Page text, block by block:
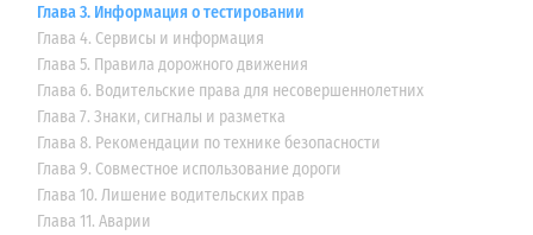
Глава 3. Информация о тестировании
Глава 4. Сервисы и информация
Глава 5. Правила дорожного движения
Глава 6. Водительские права для несовершеннолетних
Глава 7. Знаки, сигналы и разметка
Глава 8. Рекомендации по технике безопасности
Глава 9. Совместное использование дороги
Глава 10. Лишение водительских прав
Глава 11. Аварии